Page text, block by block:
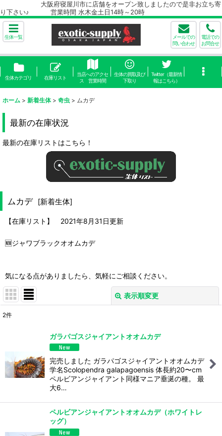
大阪府寝屋川市に店舗をオープン致しましたので是非お立ち寄
り下さい♪ 営業時間 水木金土日14時～20時
生体一覧
メールでの
問い合わせ
電話での
お問合せ
生体カテゴリ 在庫リスト
当店へのアクセ
ス 営業時間
生体の買取及び
下取り
Twitter（最新情
報はこちら）
ホーム > 新着生体 > 奇虫 > ムカデ
最新の在庫状況
最新の在庫リストはこちら！
ムカデ [新着生体]
【在庫リスト】 2021年8月31日更新
🆕ジャワブラックオオムカデ
気になる点がありましたら、気軽にご相談ください。
表示順変更
絞り込む
2件
ガラパゴスジャイアントオオムカデ
完売しました ガラパゴスジャイアントオオムカデ
学名Scolopendra galapagoensis 体長約20〜cm
ペルビアンジャイアント同様マニア垂涎の種。 最
大6…
ペルビアンジャイアントオオムカデ（ホワイトレ
ッグ）